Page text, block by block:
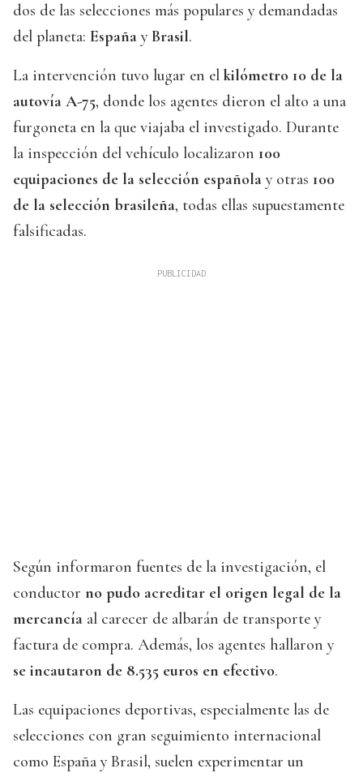
dos de las selecciones más populares y demandadas
del planeta: España yBrasil.
La intervención tuvo lugar en el kilómetro 10 de la
autovía A-75, donde los agentes dieron el alto a una
furgoneta en la que viajaba el investigado. Durante
la inspección del vehículo localizaron 100
equipaciones de la selección española y otras 100
de la selección brasileña, todas ellas supuestamente
falsificadas.
Según informaron fuentes de la investigación, el
conductor no pudo acreditar el origen legal de la
mercancía al carecer de albarán de transporte y
factura de compra. Además, los agentes hallaron y
se incautaron de 8.535 euros en efectivo.
Las equipaciones deportivas, especialmente las de
selecciones con gran seguimiento internacional
como España y Brasil, suelen experimentar un